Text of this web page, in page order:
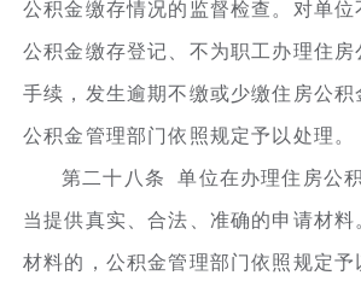
公积金缴存情况的监督检查。对单位
公积金缴存登记、不为职工办理住房
手续，发生逾期不缴或少缴住房公积
公积金管理部门依照规定予以处理。
第二十八条 单位在办理住房公
当提供真实、合法、准确的申请材料
材料的，公积金管理部门依照规定予